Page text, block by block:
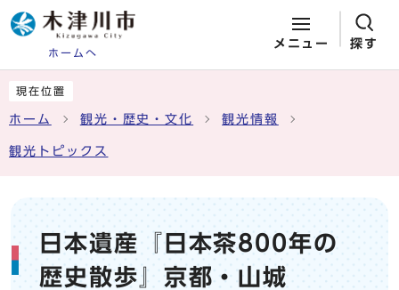
ホームへ
メニュー 探す
現在位置
ホーム 観光・歴史・文化 観光情報
観光トピックス
日本遺産『日本茶800年の
歴史散歩』京都・山城